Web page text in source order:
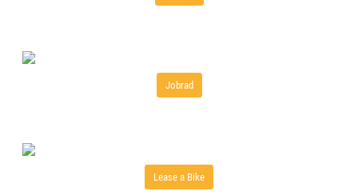
Jobrad
Lease a Bike